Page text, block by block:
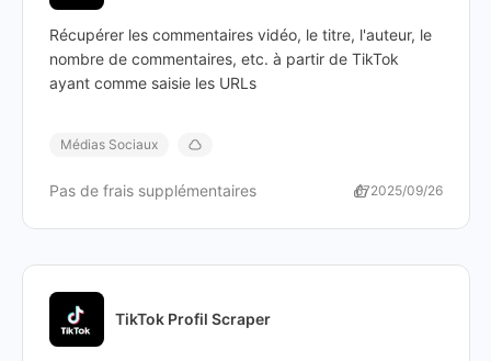
Récupérer les commentaires vidéo, le titre, l'auteur, le
nombre de commentaires, etc. à partir de TikTok
ayant comme saisie les URLs
Médias Sociaux
Pas de frais supplémentaires 672025/09/26
TikTok Profil Scraper